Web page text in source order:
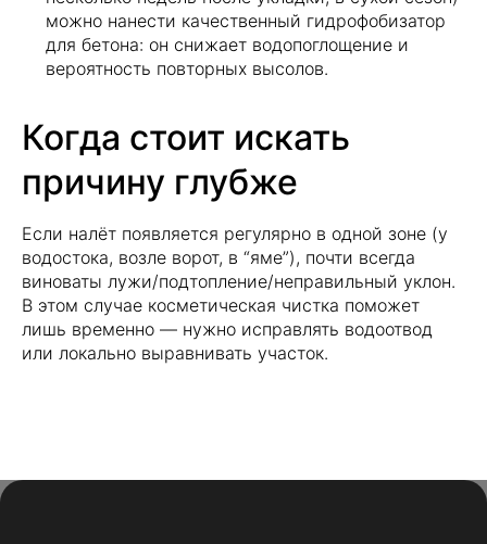
можно нанести качественный гидрофобизатор
для бетона: он снижает водопоглощение и
вероятность повторных высолов.
Когда стоит искать
причину глубже
Если налёт появляется регулярно в одной зоне (у
водостока, возле ворот, в “яме”), почти всегда
виноваты лужи/подтопление/неправильный уклон.
В этом случае косметическая чистка поможет
лишь временно — нужно исправлять водоотвод
или локально выравнивать участок.
plitkaalex@mail.ru
Навигация по сайту
Главная
Каталог
Услуги
О компании
Статьи
Новости
Контакты
Политика конфиденциальности